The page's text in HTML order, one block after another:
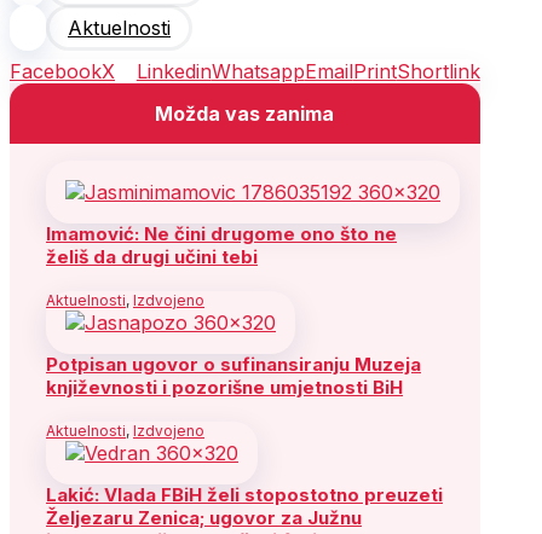
Aktuelnosti
FacebookX LinkedinWhatsappEmailPrintShortlink
Možda vas zanima
Imamović: Ne čini drugome ono što ne
želiš da drugi učini tebi
Aktuelnosti, Izdvojeno
Potpisan ugovor o sufinansiranju Muzeja
književnosti i pozorišne umjetnosti BiH
Aktuelnosti, Izdvojeno
Lakić: Vlada FBiH želi stopostotno preuzeti
Željezaru Zenica; ugovor za Južnu